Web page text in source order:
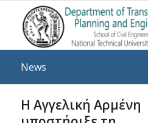
News
H Αγγελική Αρμένη